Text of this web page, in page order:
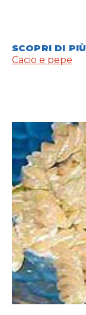
SCOPRI DI PIÙ
Cacio e pepe